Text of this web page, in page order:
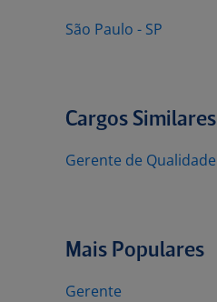
São Paulo - SP
Cargos Similares
Gerente de Qualidade
Mais Populares
Gerente